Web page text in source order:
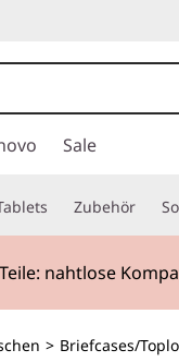
Sale
Zubehör
nahtlose
> Briefcases/